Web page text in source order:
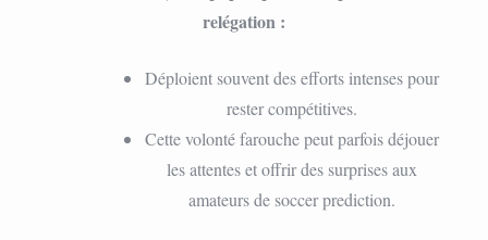
relégation :
Déploient souvent des efforts intenses pour
rester compétitives.
Cette volonté farouche peut parfois déjouer
les attentes et offrir des surprises aux
amateurs de soccer prediction.